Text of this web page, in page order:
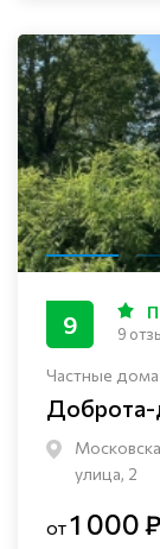
Частные
улица, 2
9 9
от1 000 ₽